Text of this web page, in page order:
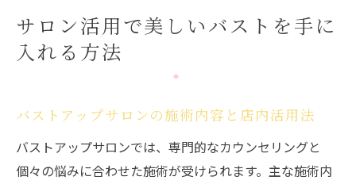
サロン活用で美しいバストを手に
入れる方法
バストアップサロンの施術内容と店内活用法
バストアップサロンでは、専門的なカウンセリングと
個々の悩みに合わせた施術が受けられます。主な施術内